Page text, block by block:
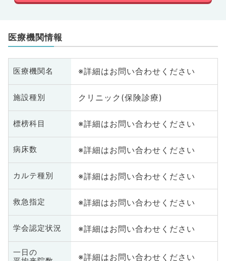
医療機関情報
医療機関名 ※詳細はお問い合わせください
施設種別 クリニック(保険診療)
標榜科目 ※詳細はお問い合わせください
病床数 ※詳細はお問い合わせください
カルテ種別 ※詳細はお問い合わせください
救急指定 ※詳細はお問い合わせください
学会認定状況 ※詳細はお問い合わせください
一日の
※詳細はお問い合わせください